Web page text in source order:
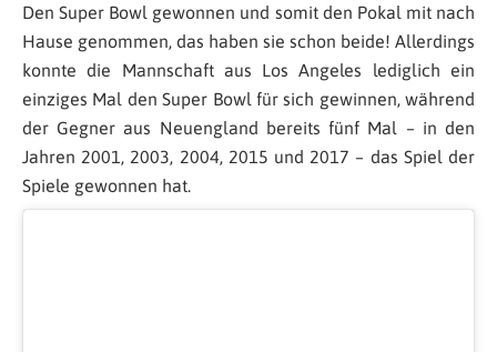
Den Super Bowl gewonnen und somit den Pokal mit nach
Hause genommen, das haben sie schon beide! Allerdings
konnte die Mannschaft aus Los Angeles lediglich ein
einziges Mal den Super Bowl für sich gewinnen, während
der Gegner aus Neuengland bereits fünf Mal – in den
Jahren 2001, 2003, 2004, 2015 und 2017 – das Spiel der
Spiele gewonnen hat.